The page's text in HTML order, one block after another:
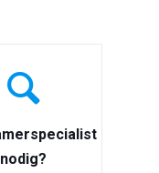
nodig?